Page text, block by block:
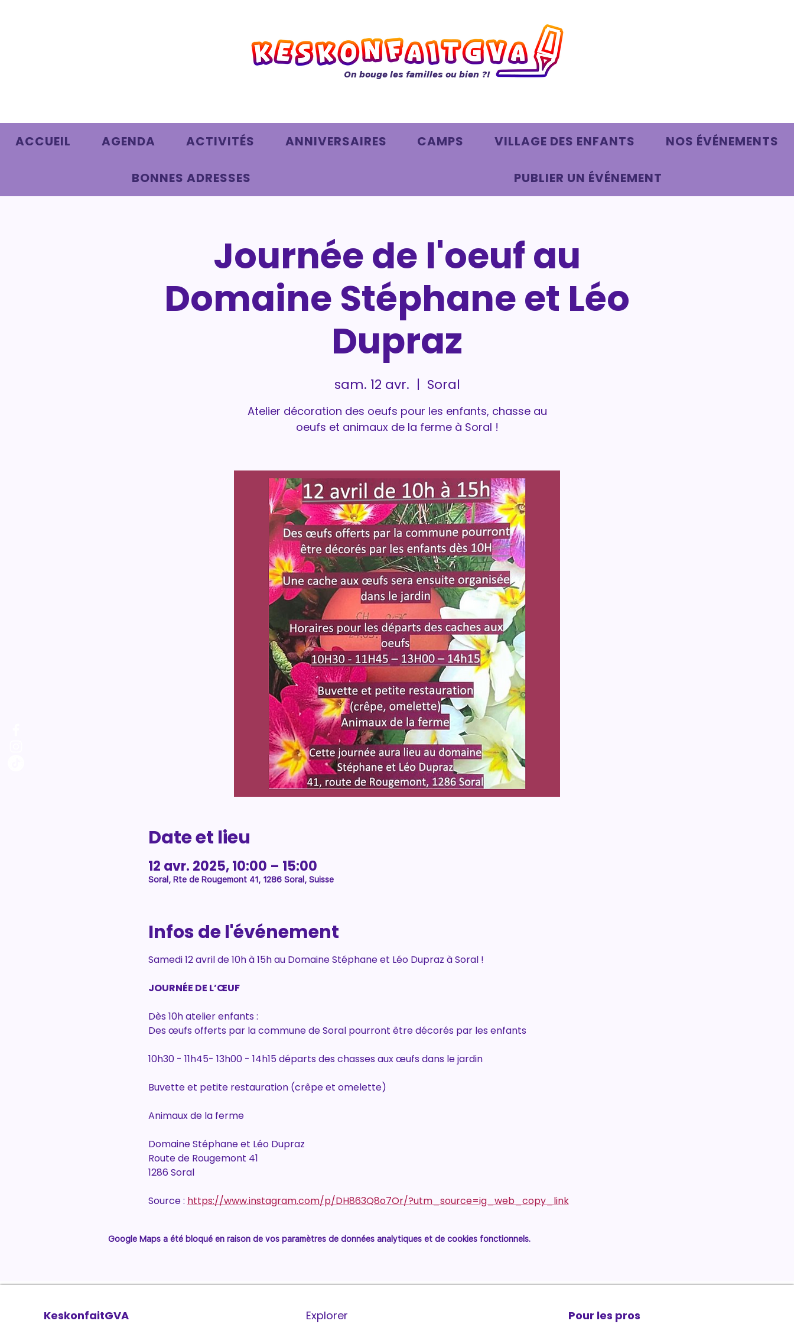
On bouge les familles ou bien ?!
ACCUEIL AGENDA ACTIVITÉS ANNIVERSAIRES CAMPS VILLAGE DES ENFANTS NOS ÉVÉNEMENTS
BONNES ADRESSES PUBLIER UN ÉVÉNEMENT
Journée de l'oeuf au
Domaine Stéphane et Léo
Dupraz
sam. 12 avr.
  |
Soral
Atelier décoration des oeufs pour les enfants, chasse au
oeufs et animaux de la ferme à Soral !
Date et lieu
12 avr. 2025, 10:00 – 15:00
Soral, Rte de Rougemont 41, 1286 Soral, Suisse
Infos de l'événement
Samedi 12 avril de 10h à 15h au Domaine Stéphane et Léo Dupraz à Soral !
JOURNÉE DE L’ŒUF
Dès 10h atelier enfants :
Des œufs offerts par la commune de Soral pourront être décorés par les enfants
10h30 - 11h45- 13h00 - 14h15 départs des chasses aux œufs dans le jardin
Buvette et petite restauration (crêpe et omelette)
Animaux de la ferme
Domaine Stéphane et Léo Dupraz
Route de Rougemont 41
1286 Soral
Source : https://www.instagram.com/p/DH863Q8o7Or/?utm_source=ig_web_copy_link
Google Maps a été bloqué en raison de vos paramètres de données analytiques et de cookies fonctionnels.
KeskonfaitGVA
Explorer Pour les pros